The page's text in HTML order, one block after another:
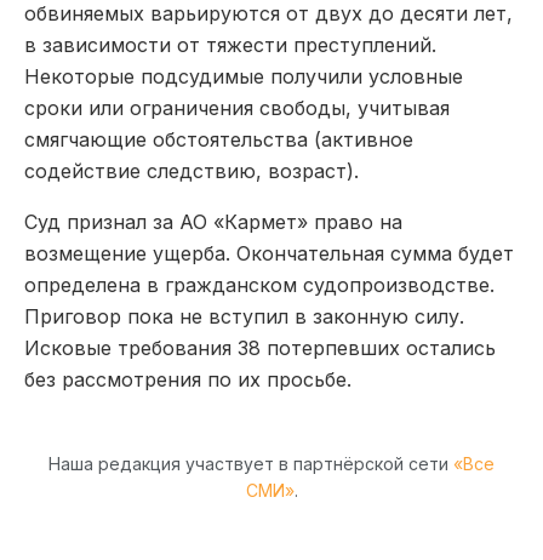
обвиняемых варьируются от двух до десяти лет,
в зависимости от тяжести преступлений.
Некоторые подсудимые получили условные
сроки или ограничения свободы, учитывая
смягчающие обстоятельства (активное
содействие следствию, возраст).
Суд признал за АО «Кармет» право на
возмещение ущерба. Окончательная сумма будет
определена в гражданском судопроизводстве.
Приговор пока не вступил в законную силу.
Исковые требования 38 потерпевших остались
без рассмотрения по их просьбе.
Наша редакция участвует в партнёрской сети «Все
СМИ».